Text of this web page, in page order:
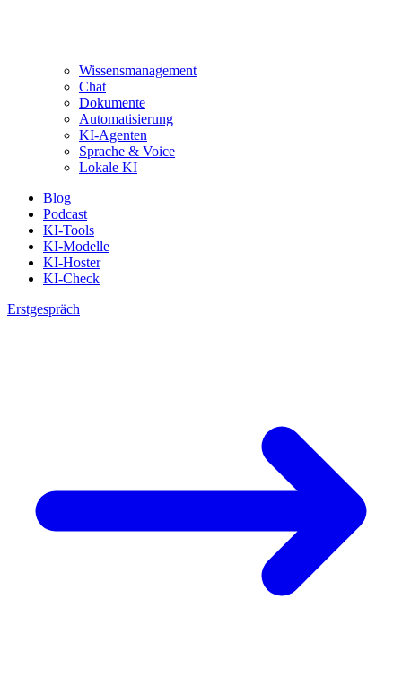
Wissensmanagement
Chat
Dokumente
Automatisierung
KI-Agenten
Sprache & Voice
Lokale KI
Blog
Podcast
KI-Tools
KI-Modelle
KI-Hoster
KI-Check
Erstgespräch